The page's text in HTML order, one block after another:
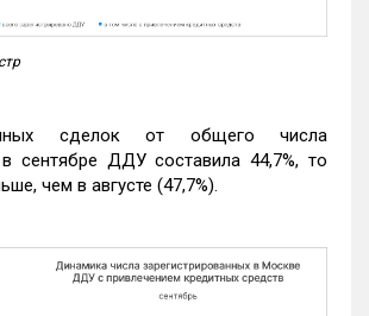
сделок от общего числа
сентябре ДДУ составила 44,7%, то
чем в августе (47,7%).